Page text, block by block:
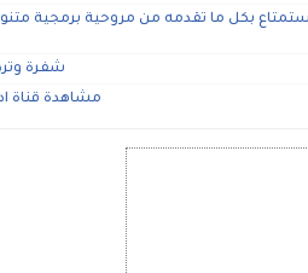
بكل ما تقدمه من مروحية برمجية
شفرة وتردد
مشاهدة قناة